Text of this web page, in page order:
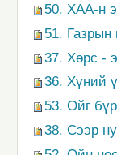
50. ХАА-н
51. Газрын
37. Хөрс -
36. Хүний
53. Ойг
38. Сээр